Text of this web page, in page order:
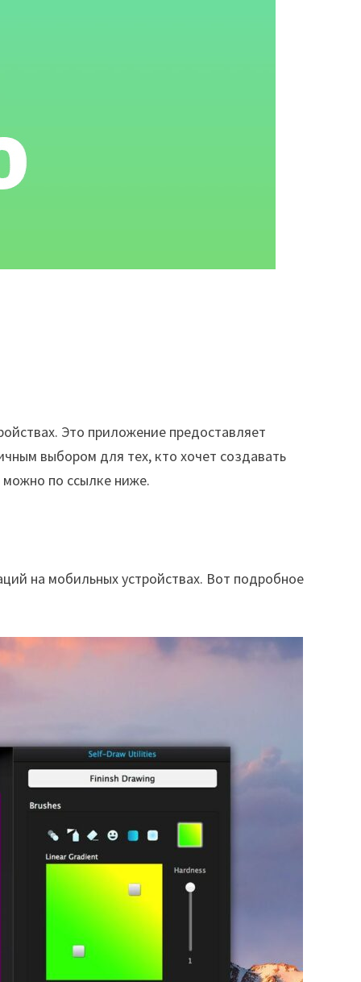
Это приложение предоставляет
выбором для тех, кто хочет создавать
по ссылке ниже.
на мобильных устройствах. Вот подробное